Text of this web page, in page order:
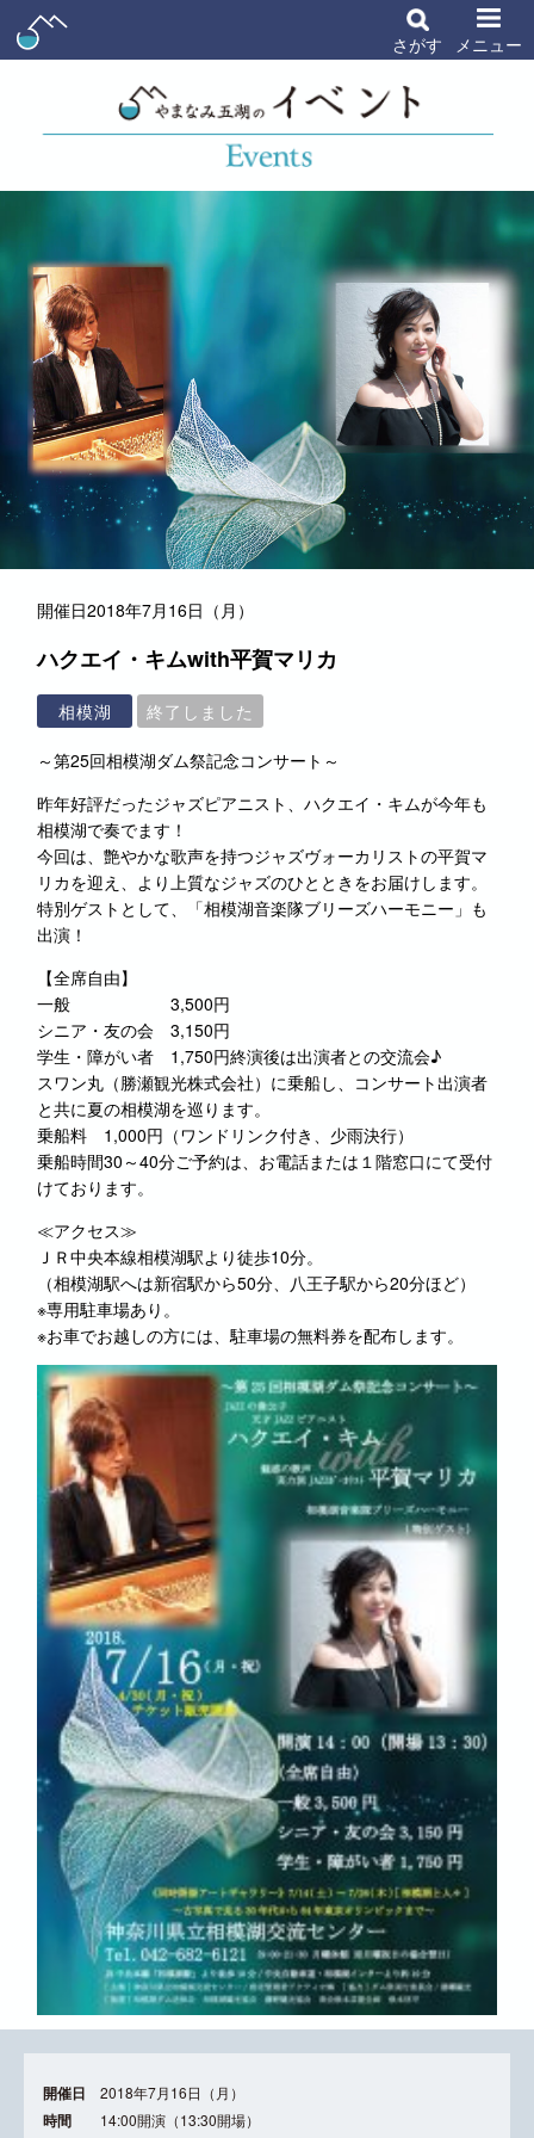
さがす メニュー
開催日2018年7月16日（月）
ハクエイ・キムwith平賀マリカ
相模湖 終了しました
～第25回相模湖ダム祭記念コンサート～
昨年好評だったジャズピアニスト、ハクエイ・キムが今年も
相模湖で奏でます！
今回は、艶やかな歌声を持つジャズヴォーカリストの平賀マ
リカを迎え、より上質なジャズのひとときをお届けします。
特別ゲストとして、「相模湖音楽隊ブリーズハーモニー」も
出演！
【全席自由】
一般 3,500円
シニア・友の会 3,150円
学生・障がい者 1,750円終演後は出演者との交流会♪
スワン丸（勝瀬観光株式会社）に乗船し、コンサート出演者
と共に夏の相模湖を巡ります。
乗船料 1,000円（ワンドリンク付き、少雨決行）
乗船時間30～40分ご予約は、お電話または１階窓口にて受付
けております。
≪アクセス≫
ＪＲ中央本線相模湖駅より徒歩10分。
（相模湖駅へは新宿駅から50分、八王子駅から20分ほど）
※専用駐車場あり。
※お車でお越しの方には、駐車場の無料券を配布します。
開催日 2018年7月16日（月）
時間 14:00開演（13:30開場）